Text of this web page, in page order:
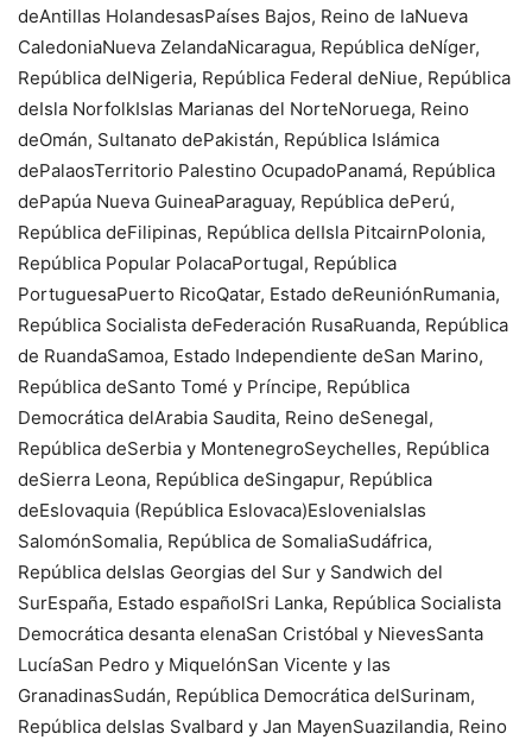
deAntillas HolandesasPaíses Bajos, Reino de laNueva
CaledoniaNueva ZelandaNicaragua, República deNíger,
República delNigeria, República Federal deNiue, República
deIsla NorfolkIslas Marianas del NorteNoruega, Reino
deOmán, Sultanato dePakistán, República Islámica
dePalaosTerritorio Palestino OcupadoPanamá, República
dePapúa Nueva GuineaParaguay, República dePerú,
República deFilipinas, República delIsla PitcairnPolonia,
República Popular PolacaPortugal, República
PortuguesaPuerto RicoQatar, Estado deReuniónRumania,
República Socialista deFederación RusaRuanda, República
de RuandaSamoa, Estado Independiente deSan Marino,
República deSanto Tomé y Príncipe, República
Democrática delArabia Saudita, Reino deSenegal,
República deSerbia y MontenegroSeychelles, República
deSierra Leona, República deSingapur, República
deEslovaquia (República Eslovaca)EsloveniaIslas
SalomónSomalia, República de SomaliaSudáfrica,
República deIslas Georgias del Sur y Sandwich del
SurEspaña, Estado españolSri Lanka, República Socialista
Democrática desanta elenaSan Cristóbal y NievesSanta
LucíaSan Pedro y MiquelónSan Vicente y las
GranadinasSudán, República Democrática delSurinam,
República deIslas Svalbard y Jan MayenSuazilandia, Reino